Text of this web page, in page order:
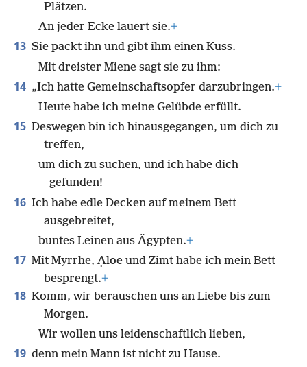
Plätzen.
An jeder Ecke lauert sie.+
13 Sie packt ihn und gibt ihm einen Kuss.
Mit dreister Miene sagt sie zu ihm:
14 „Ich hatte Gemeinschaftsopfer darzubringen.+
Heute habe ich meine Gelübde erfüllt.
15 Deswegen bin ich hinausgegangen, um dich zu
treffen,
um dich zu suchen, und ich habe dich
gefunden!
16 Ich habe edle Decken auf meinem Bett
ausgebreitet,
buntes Leinen aus Ägypten.+
17 Mit Myrrhe, Ạloe und Zimt habe ich mein Bett
besprengt.+
18 Komm, wir berauschen uns an Liebe bis zum
Morgen.
Wir wollen uns leidenschaftlich lieben,
19 denn mein Mann ist nicht zu Hause.